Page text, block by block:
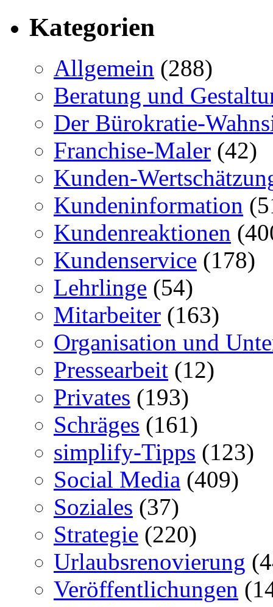
Kategorien
Allgemein (288)
Beratung und
Der Bürokratie-
Franchise-Maler (42)
Kunden-
Kundeninformation
Kundenreaktionen
Kundenservice (178)
Lehrlinge (54)
Mitarbeiter (163)
Organisation und
Pressearbeit (12)
Privates (193)
Schräges (161)
simplify-Tipps (123)
Social Media (409)
Soziales (37)
Strategie (220)
Urlaubsrenovierung
Veröffentlichungen